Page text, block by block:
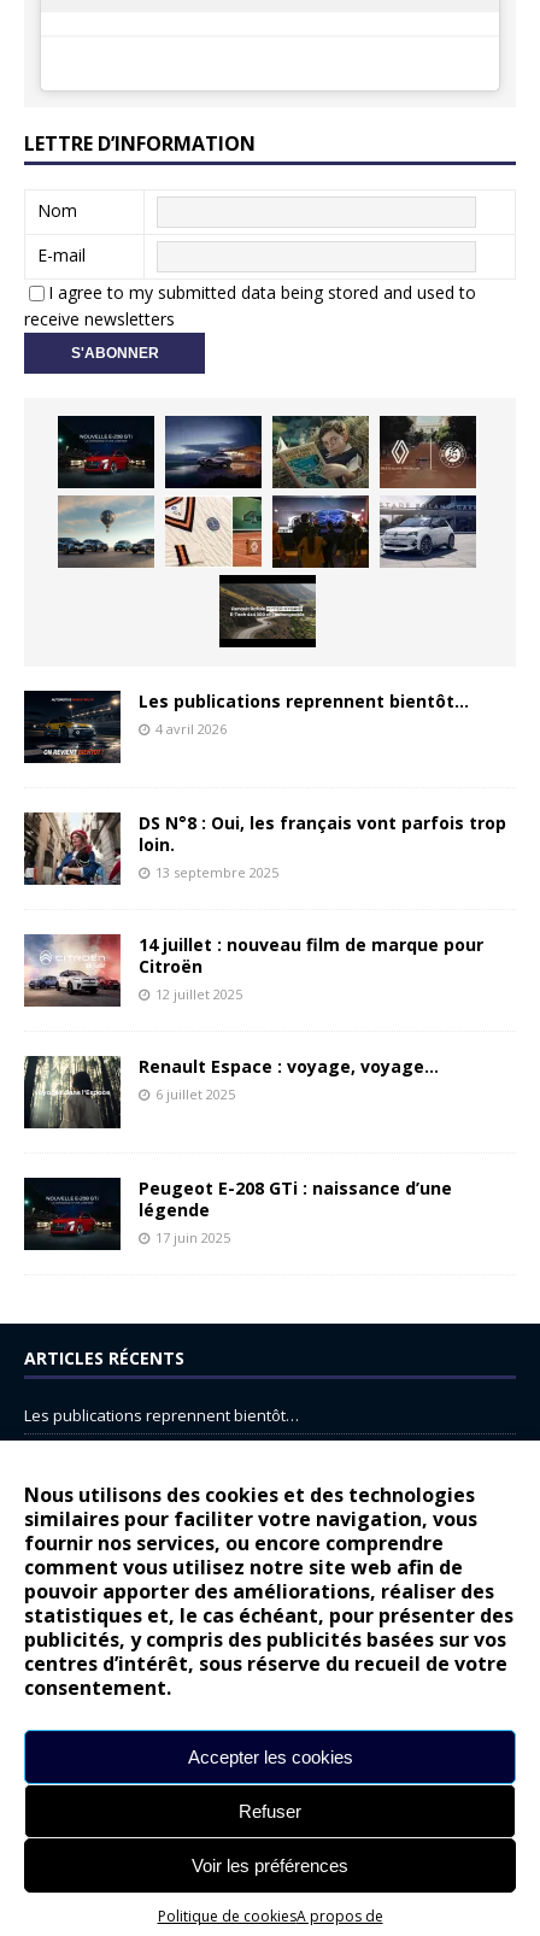
Nous utilisons des cookies et des technologies
similaires pour faciliter votre navigation, vous
fournir nos services, ou encore comprendre
comment vous utilisez notre site web afin de
pouvoir apporter des améliorations, réaliser des
statistiques et, le cas échéant, pour présenter des
publicités, y compris des publicités basées sur vos
centres d’intérêt, sous réserve du recueil de votre
consentement.
Accepter les cookies
Refuser
Voir les préférences
Politique de cookiesA propos de
LETTRE D’INFORMATION
Nom
E-mail
I agree to my submitted data being stored and used to
receive newsletters
Les publications reprennent bientôt…
4 avril 2026
DS N°8 : Oui, les français vont parfois trop
loin.
13 septembre 2025
14 juillet : nouveau film de marque pour
Citroën
12 juillet 2025
Renault Espace : voyage, voyage…
6 juillet 2025
Peugeot E-208 GTi : naissance d’une
légende
17 juin 2025
ARTICLES RÉCENTS
Les publications reprennent bientôt…
14 juillet : nouveau film de marque pour Citroën
Renault Espace : voyage, voyage…
Peugeot E-208 GTi : naissance d’une légende
COMMENTAIRES RÉCENTS
Bernard DardartdansDacia Sandero : pour les gens vrais
Alpine A290 : L’irrésistible attraction de la légèreté
leroydansLancia Ypsilon : naturellement envoûtante ?
Nouvelle Opel Corsa : Yes of Corsa !
Site réalisé parAlexandre Hamed